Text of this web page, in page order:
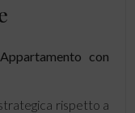
Appartamento con
rispetto a